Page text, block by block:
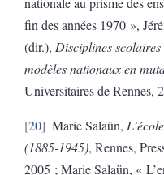
fin des années 1970 »,
(dir.), Disciplines
modèles nationaux en
Universitaires de Rennes,
20 Marie Salaün,
(1885-1945), Rennes,
2005 ; Marie Salaün, «